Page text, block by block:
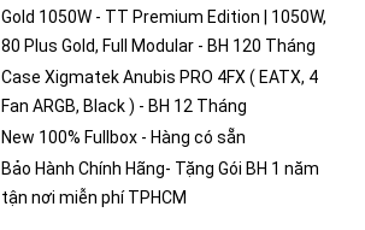
Gold 1050W - TT Premium Edition | 1050W,
80 Plus Gold, Full Modular - BH 120 Tháng
Case Xigmatek Anubis PRO 4FX ( EATX, 4
Fan ARGB, Black ) - BH 12 Tháng
New 100% Fullbox - Hàng có sẵn
Bảo Hành Chính Hãng- Tặng Gói BH 1 năm
tận nơi miễn phí TPHCM